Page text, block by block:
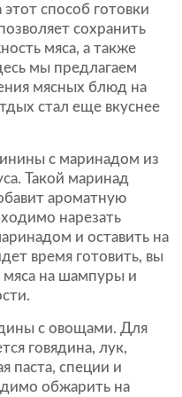
способ готовки
сохранить
мяса, а также
мы предлагаем
мясных блюд на
стал еще вкуснее
с маринадом из
Такой маринад
ароматную
нарезать
и оставить на
время готовить, вы
мяса на шампуры и
с овощами. Для
говядина, лук,
паста, специи и
обжарить на